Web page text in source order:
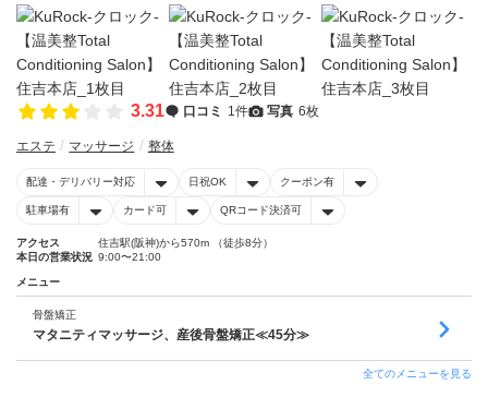
3.31 口コミ 1件 写真 6枚
エステ マッサージ 整体
配達・デリバリー対応 日祝OK クーポン有
駐車場有 カード可 QRコード決済可
アクセス
住吉駅(阪神)から570m （徒歩8分）
本日の営業状況 9:00〜21:00
メニュー
骨盤矯正
マタニティマッサージ、産後骨盤矯正≪45分≫
全てのメニューを見る